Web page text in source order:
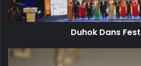
Duhok Dans